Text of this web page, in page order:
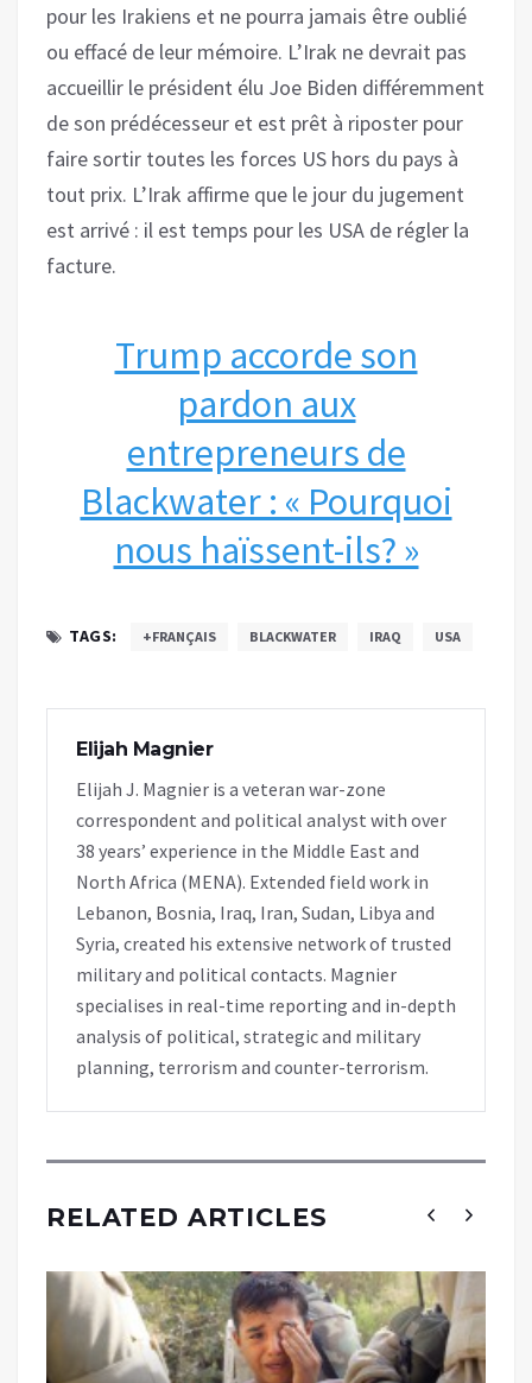
pour les Irakiens et ne pourra jamais être oublié
ou effacé de leur mémoire. L’Irak ne devrait pas
accueillir le président élu Joe Biden différemment
de son prédécesseur et est prêt à riposter pour
faire sortir toutes les forces US hors du pays à
tout prix. L’Irak affirme que le jour du jugement
est arrivé : il est temps pour les USA de régler la
facture.
Trump accorde son
pardon aux
entrepreneurs de
Blackwater : « Pourquoi
nous haïssent-ils? »
TAGS: +FRANÇAIS BLACKWATER IRAQ USA
Elijah Magnier
Elijah J. Magnier is a veteran war-zone
correspondent and political analyst with over
38 years’ experience in the Middle East and
North Africa (MENA). Extended field work in
Lebanon, Bosnia, Iraq, Iran, Sudan, Libya and
Syria, created his extensive network of trusted
military and political contacts. Magnier
specialises in real-time reporting and in-depth
analysis of political, strategic and military
planning, terrorism and counter-terrorism.
RELATED ARTICLES